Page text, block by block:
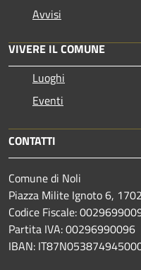
Avvisi
VIVERE IL COMUNE
Luoghi
Eventi
CONTATTI
Comune di Noli
Piazza Milite Ignoto 6,
Codice Fiscale:
Partita IVA: 00296990096
IBAN: